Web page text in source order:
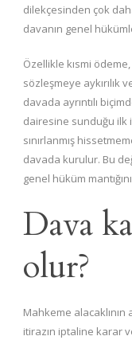
dilekçesinden çok
davanın genel
Özellikle kısmi
sözleşmeye aykırılık
davada ayrıntılı
dairesine sunduğu ilk
sınırlanmış
davada kurulur. Bu
genel hüküm
Dava
olur?
Mahkeme alacaklının
itirazın iptaline karar